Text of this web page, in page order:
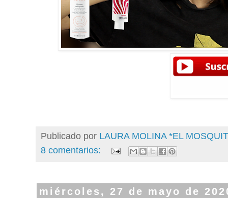
Publicado por LAURA MOLINA *EL
8 comentarios:
miércoles, 27 de mayo de